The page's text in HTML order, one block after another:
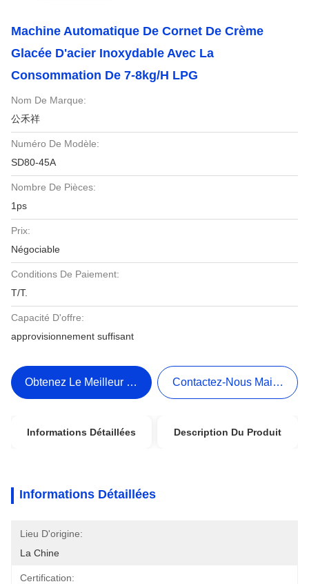
Machine Automatique De Cornet De Crème
Glacée D'acier Inoxydable Avec La
Consommation De 7-8kg/H LPG
Nom De Marque:
公禾祥
Numéro De Modèle:
SD80-45A
Nombre De Pièces:
1ps
Prix:
Négociable
Conditions De Paiement:
T/T.
Capacité D'offre:
approvisionnement suffisant
Obtenez Le Meilleur Prix Contactez-Nous Maintenant
Informations Détaillées Description Du Produit
Informations Détaillées
Lieu D'origine:
La Chine
Certification: